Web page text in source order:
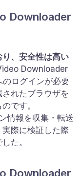
Downloader
、安全性は高い
Downloader
ログインが必要
れたブラウザを
です。
情報を収集・転送
際に検証した際
た。
Downloader